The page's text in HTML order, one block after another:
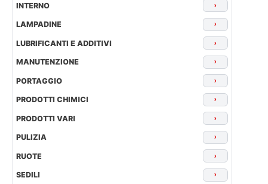
INTERNO ›
LAMPADINE ›
LUBRIFICANTI E ADDITIVI ›
MANUTENZIONE ›
PORTAGGIO ›
PRODOTTI CHIMICI ›
PRODOTTI VARI ›
PULIZIA ›
RUOTE ›
SEDILI ›